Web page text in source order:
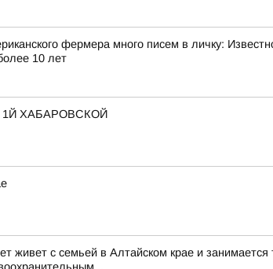
фермера много писем в личку:
10 лет
ХАБАРОВСКОЙ
живет с семьей в Алтайском крае и